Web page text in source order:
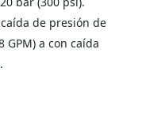
de presión de
GPM) a con caída